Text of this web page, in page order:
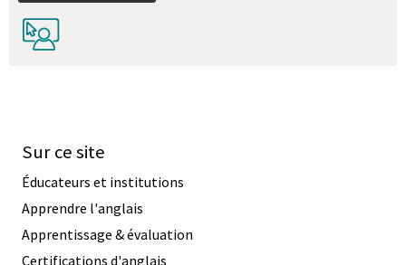
Sur ce site
Éducateurs et institutions
Apprendre l'anglais
Apprentissage & évaluation
Certifications d'anglais